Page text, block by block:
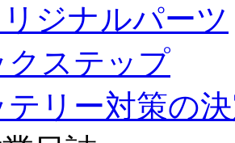
ジナルパーツ
クステップ
テリー対策の